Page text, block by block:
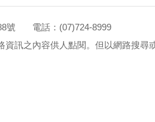
88號 電話：(07)724-8999
訊之內容供人點閱。但以網路搜尋